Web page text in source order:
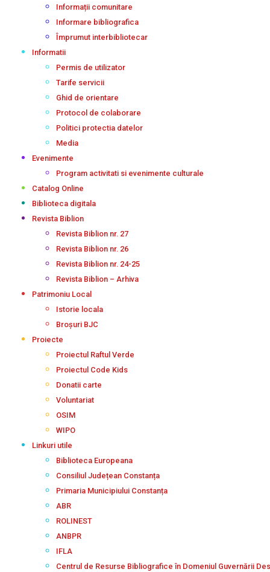
Informații comunitare
Informare bibliografica
Împrumut interbibliotecar
Informatii
Permis de utilizator
Tarife servicii
Ghid de orientare
Protocol de colaborare
Politici protectia datelor
Media
Evenimente
Program activitati si evenimente culturale
Catalog Online
Biblioteca digitala
Revista Biblion
Revista Biblion nr. 27
Revista Biblion nr. 26
Revista Biblion nr. 24-25
Revista Biblion – Arhiva
Patrimoniu Local
Istorie locala
Broșuri BJC
Proiecte
Proiectul Raftul Verde
Proiectul Code Kids
Donatii carte
Voluntariat
OSIM
WIPO
Linkuri utile
Biblioteca Europeana
Consiliul Județean Constanța
Primaria Municipiului Constanța
ABR
ROLINEST
ANBPR
IFLA
Centrul de Resurse Bibliografice în Domeniul Guvernării